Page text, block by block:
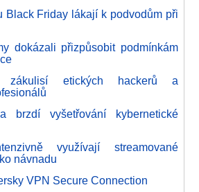
Black Friday lákají k podvodům při
dokázali přizpůsobit podmínkám
zákulisí etických hackerů a
brzdí vyšetřování kybernetické
využívají streamované
návnadu
VPN Secure Connection